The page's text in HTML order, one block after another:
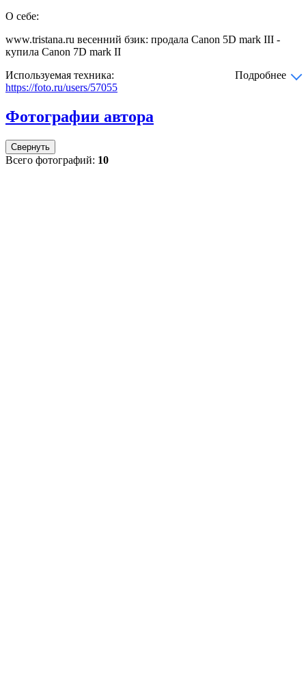
О себе:
www.tristana.ru весенний бзик: продала Canon 5D mark III -
купила Canon 7D mark II
Используемая техника:
Подробнее
https://foto.ru/users/57055
Фотографии автора
Свернуть
Всего фотографий: 10